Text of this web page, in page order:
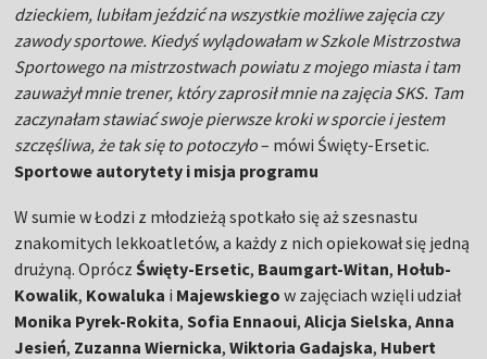
dzieckiem, lubiłam jeździć na wszystkie możliwe zajęcia czy
zawody sportowe. Kiedyś wylądowałam w Szkole Mistrzostwa
Sportowego na mistrzostwach powiatu z mojego miasta i tam
zauważył mnie trener, który zaprosił mnie na zajęcia SKS. Tam
zaczynałam stawiać swoje pierwsze kroki w sporcie i jestem
szczęśliwa, że tak się to potoczyło– mówi Święty-Ersetic.
Sportowe autorytety i misja programu
W sumie w Łodzi z młodzieżą spotkało się aż szesnastu
znakomitych lekkoatletów, a każdy z nich opiekował się jedną
drużyną. OpróczŚwięty-Ersetic, Baumgart-Witan, Hołub-
Kowalik, Kowaluka i Majewskiego w zajęciach wzięli udział
Monika Pyrek-Rokita,Sofia Ennaoui,Alicja Sielska, Anna
Jesień, Zuzanna Wiernicka,Wiktoria Gadajska, Hubert